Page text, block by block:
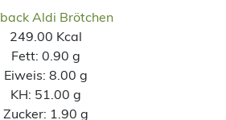
Aldi Brötchen
249.00 Kcal
Fett: 0.90 g
Eiweis: 8.00 g
KH: 51.00 g
Zucker: 1.90 g